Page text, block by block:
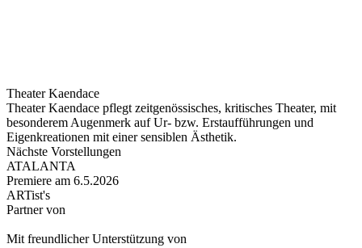
Theater Kaendace
Theater Kaendace pflegt zeitgenössisches, kritisches Theater, mit
besonderem Augenmerk auf Ur- bzw. Erstaufführungen und
Eigenkreationen mit einer sensiblen Ästhetik.
Nächste Vorstellungen
ATALANTA
Premiere am 6.5.2026
ARTist's
Partner von
Mit freundlicher Unterstützung von